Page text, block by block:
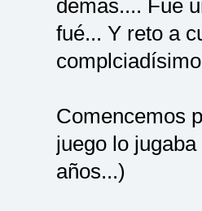
demás.... Fué
fué... Y reto a
Comencemos
juego lo
años...)